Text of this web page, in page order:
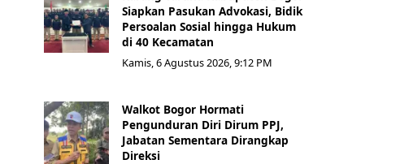
Siapkan Pasukan Advokasi, Bidik
Persoalan Sosial hingga Hukum
di 40 Kecamatan
Kamis, 6 Agustus 2026, 9:12 PM
Walkot Bogor Hormati
Pengunduran Diri Dirum PPJ,
Jabatan Sementara Dirangkap
Direksi